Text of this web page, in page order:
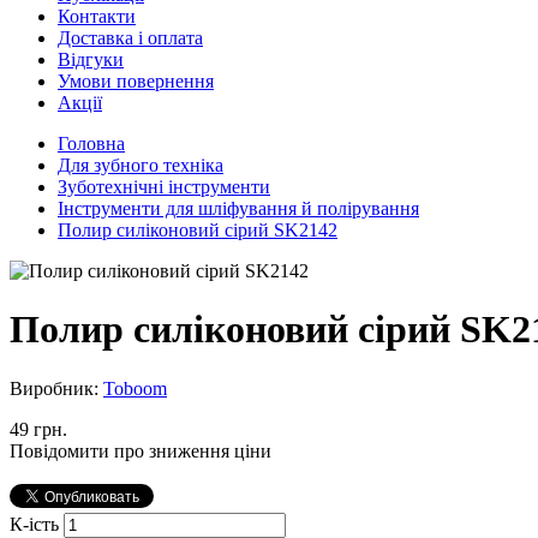
Контакти
Доставка і оплата
Відгуки
Умови повернення
Акції
Головна
Для зубного техніка
Зуботехнічні інструменти
Інструменти для шліфування й полірування
Полир силіконовий сірий SK2142
Полир силіконовий сірий
Виробник: Toboom
49 грн.
Повідомити про зниження ціни
К-ість